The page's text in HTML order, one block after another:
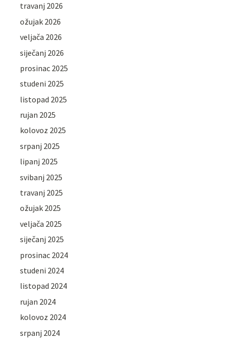
travanj 2026
ožujak 2026
veljača 2026
siječanj 2026
prosinac 2025
studeni 2025
listopad 2025
rujan 2025
kolovoz 2025
srpanj 2025
lipanj 2025
svibanj 2025
travanj 2025
ožujak 2025
veljača 2025
siječanj 2025
prosinac 2024
studeni 2024
listopad 2024
rujan 2024
kolovoz 2024
srpanj 2024